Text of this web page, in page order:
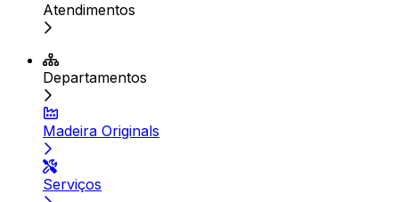
Atendimentos
Departamentos
Madeira Originals
Serviços